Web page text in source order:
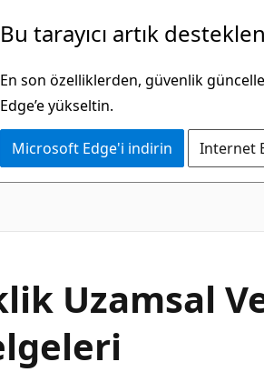
Bu tarayıcı artık
En son özelliklerden, güvenlik
Edge’e yükseltin.
Microsoft Edge'i indirin Internet
Uzamsal